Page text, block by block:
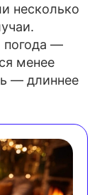
несколько
погода —
менее
— длиннее